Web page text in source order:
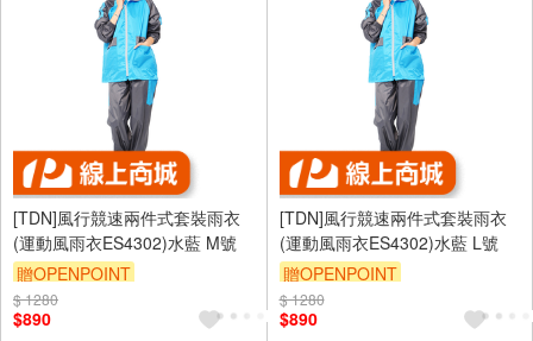
[TDN]風行競速兩件式套裝雨衣
(運動風雨衣ES4302)水藍 M號
贈OPENPOINT
$ 1280
$890
[TDN]風行競速兩件式套裝雨衣
(運動風雨衣ES4302)水藍 L號
贈OPENPOINT
$ 1280
$890